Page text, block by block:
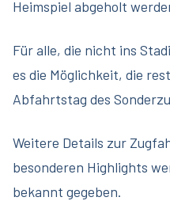
Heimspiel abgeholt
Für alle, die nicht ins
es die Möglichkeit, die
Abfahrtstag des
Weitere Details zur
besonderen Highlights
bekannt gegeben.